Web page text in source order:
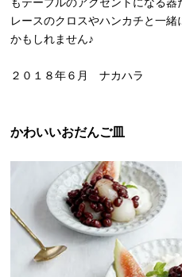
レースのクロスやハンカチと一
かもしれません♪
２０１８年６月 ナカハラ
かわいいおだんご皿